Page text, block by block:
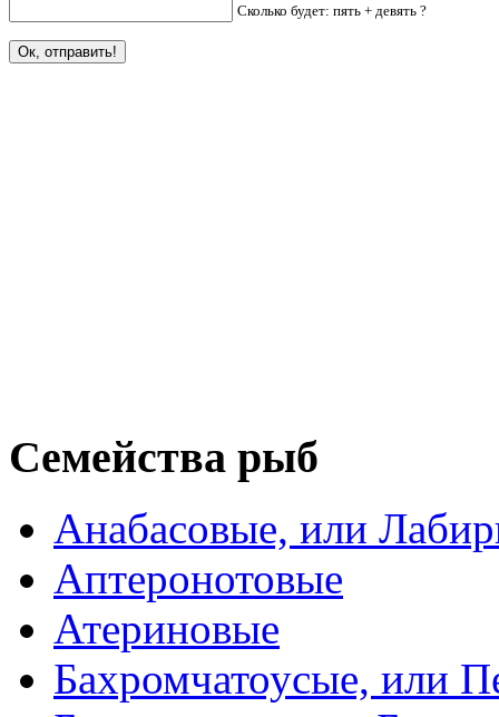
Сколько будет: пять + девять ?
Семейства рыб
Анабасовые, или
Аптеронотовые
Атериновые
Бахромчатоусые, или